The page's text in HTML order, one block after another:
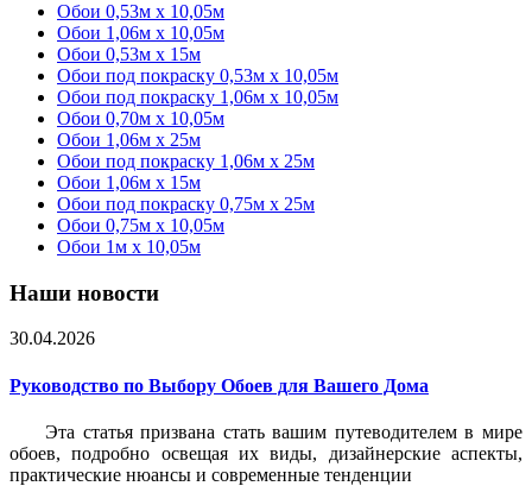
Обои 0,53м x 10,05м
Обои 1,06м х 10,05м
Обои 0,53м x 15м
Обои под покраску 0,53м x 10,05м
Обои под покраску 1,06м х 10,05м
Обои 0,70м x 10,05м
Обои 1,06м x 25м
Обои под покраску 1,06м x 25м
Обои 1,06м x 15м
Обои под покраску 0,75м x 25м
Обои 0,75м x 10,05м
Обои 1м х 10,05м
Наши новости
30.04.2026
Руководство по Выбору Обоев для Вашего Дома
Эта статья призвана стать вашим путеводителем в мире
обоев, подробно освещая их виды, дизайнерские аспекты,
практические нюансы и современные тенденции